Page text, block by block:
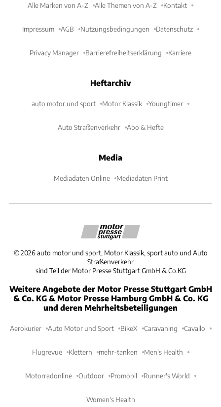
Alle Marken von A-Z Alle Themen von A-Z Kontakt
Impressum AGB Nutzungsbedingungen Datenschutz
Privacy Manager Barrierefreiheitserklärung Karriere
Heftarchiv
auto motor und sport Motor Klassik Youngtimer
Auto Straßenverkehr Abo & Hefte
Media
Mediadaten Online Mediadaten Print
©2026 auto motor und sport, Motor Klassik, sport auto und Auto
Straßenverkehr
sind Teil der Motor Presse Stuttgart GmbH & Co.KG
Weitere Angebote der Motor Presse Stuttgart GmbH
& Co. KG & Motor Presse Hamburg GmbH & Co. KG
und deren Mehrheitsbeteiligungen
Aerokurier Auto Motor und Sport BikeX Caravaning Cavallo
Flugrevue Klettern mehr-tanken Men's Health
Motorradonline Outdoor Promobil Runner's World
Women's Health